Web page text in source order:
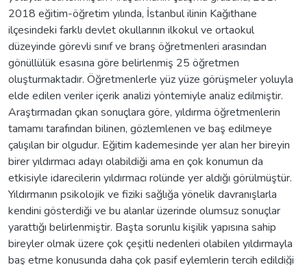
2018 eğitim-öğretim yılında, İstanbul ilinin Kağıthane
ilçesindeki farklı devlet okullarının ilkokul ve ortaokul
düzeyinde görevli sınıf ve branş öğretmenleri arasından
gönüllülük esasına göre belirlenmiş 25 öğretmen
oluşturmaktadır. Öğretmenlerle yüz yüze görüşmeler yoluyla
elde edilen veriler içerik analizi yöntemiyle analiz edilmiştir.
Araştırmadan çıkan sonuçlara göre, yıldırma öğretmenlerin
tamamı tarafından bilinen, gözlemlenen ve baş edilmeye
çalışılan bir olgudur. Eğitim kademesinde yer alan her bireyin
birer yıldırmacı adayı olabildiği ama en çok konumun da
etkisiyle idarecilerin yıldırmacı rolünde yer aldığı görülmüştür.
Yıldırmanın psikolojik ve fiziki sağlığa yönelik davranışlarla
kendini gösterdiği ve bu alanlar üzerinde olumsuz sonuçlar
yarattığı belirlenmiştir. Başta sorunlu kişilik yapısına sahip
bireyler olmak üzere çok çeşitli nedenleri olabilen yıldırmayla
baş etme konusunda daha çok pasif eylemlerin tercih edildiği